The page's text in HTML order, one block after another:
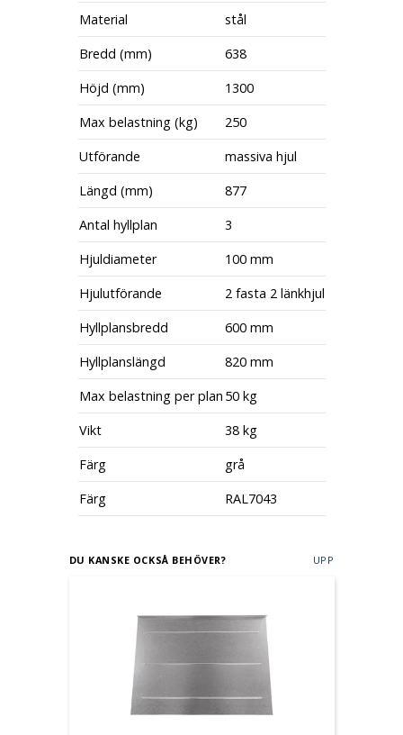
Material
stål
Bredd (mm)
638
Höjd (mm)
1300
Max belastning (kg)
250
Utförande
massiva hjul
Längd (mm)
877
Antal hyllplan
3
Hjuldiameter
100 mm
Hjulutförande
2 fasta 2 länkhjul
Hyllplansbredd
600 mm
Hyllplanslängd
820 mm
Max belastning per plan 50 kg
Vikt
38 kg
Färg
grå
Färg
RAL7043
DU KANSKE OCKSÅ BEHÖVER? UPP